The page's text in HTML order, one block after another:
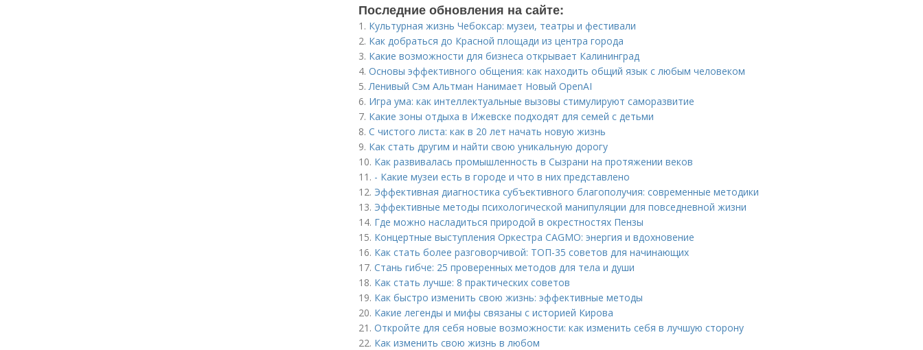
Последние обновления на сайте:
1. Культурная жизнь Чебоксар: музеи, театры и фестивали
2. Как добраться до Красной площади из центра города
3. Какие возможности для бизнеса открывает Калининград
4. Основы эффективного общения: как находить общий язык с любым человеком
5.Ленивый Сэм Альтман Нанимает Новый OpenAI
6. Игра ума: как интеллектуальные вызовы стимулируют саморазвитие
7. Какие зоны отдыха в Ижевске подходят для семей с детьми
8. С чистого листа: как в 20 лет начать новую жизнь
9. Как стать другим и найти свою уникальную дорогу
10. Как развивалась промышленность в Сызрани на протяжении веков
11. - Какие музеи есть в городе и что в них представлено
12. Эффективная диагностика субъективного благополучия: современные методики
13. Эффективные методы психологической манипуляции для повседневной жизни
14. Где можно насладиться природой в окрестностях Пензы
15. Концертные выступления Оркестра CAGMO: энергия и вдохновение
16. Как стать более разговорчивой: ТОП-35 советов для начинающих
17. Стань гибче: 25 проверенных методов для тела и души
18. Как стать лучше: 8 практических советов
19. Как быстро изменить свою жизнь: эффективные методы
20. Какие легенды и мифы связаны с историей Кирова
21. Откройте для себя новые возможности: как изменить себя в лучшую сторону
22. Как изменить свою жизнь в любом